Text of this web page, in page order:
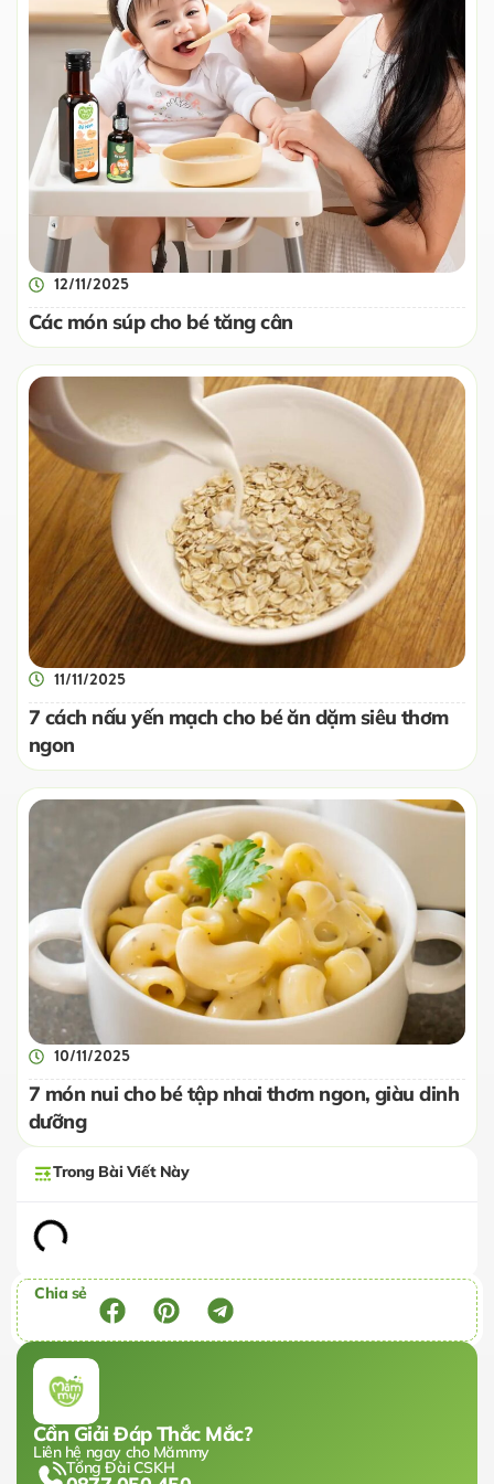
Trong Bài Viết Này
Chia sẻ
Cần Giải Đáp Thắc Mắc?
Liên hệ ngay cho Mămmy
Tổng Đài CSKH
12/11/2025
Các món súp cho bé tăng cân
11/11/2025
7 cách nấu yến mạch cho bé ăn dặm siêu thơm
ngon
10/11/2025
7 món nui cho bé tập nhai thơm ngon, giàu dinh
dưỡng